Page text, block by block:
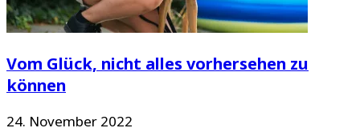
Vom Glück, nicht alles vorhersehen zu
können
24. November 2022